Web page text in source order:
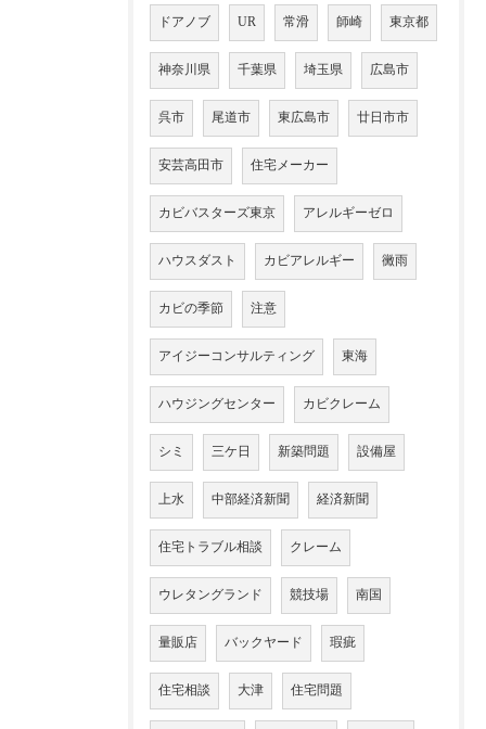
ドアノブ UR 常滑 師崎 東京都
神奈川県 千葉県 埼玉県 広島市
呉市 尾道市 東広島市 廿日市市
安芸高田市 住宅メーカー
カビバスターズ東京 アレルギーゼロ
ハウスダスト カビアレルギー 黴雨
カビの季節 注意
アイジーコンサルティング 東海
ハウジングセンター カビクレーム
シミ 三ケ日 新築問題 設備屋
上水 中部経済新聞 経済新聞
住宅トラブル相談 クレーム
ウレタングランド 競技場 南国
量販店 バックヤード 瑕疵
住宅相談 大津 住宅問題